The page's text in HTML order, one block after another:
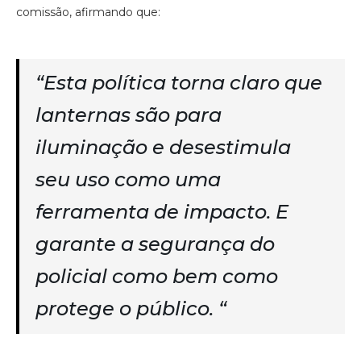
comissão, afirmando que:
“Esta política torna claro que
lanternas são para
iluminação e desestimula
seu uso como uma
ferramenta de impacto. E
garante a segurança do
policial como bem como
protege o público. “